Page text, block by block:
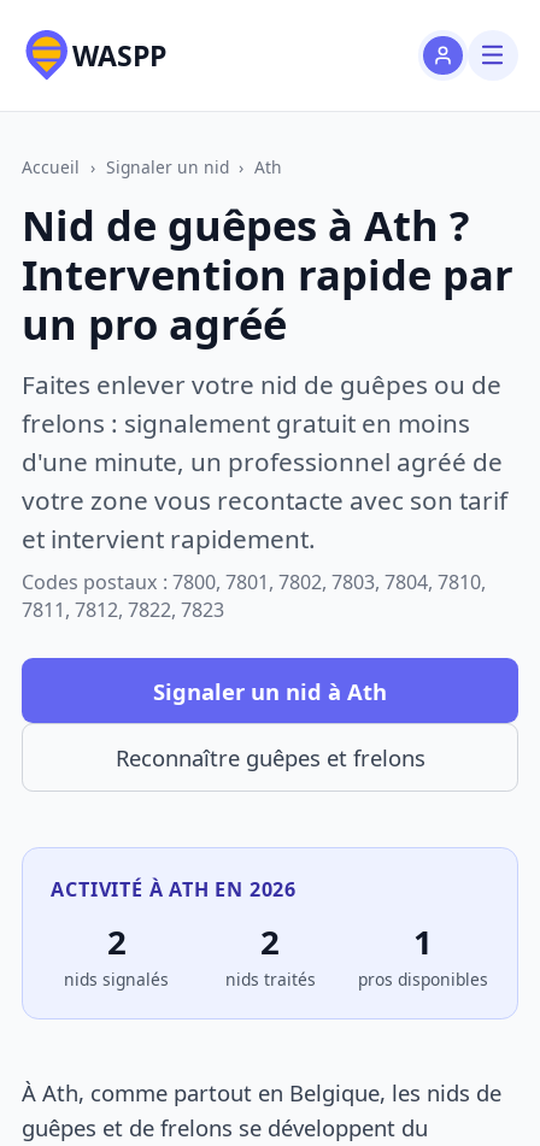
WASPP
Accueil › Signaler un nid › Ath
Nid de guêpes à Ath ?
Intervention rapide par
un pro agréé
Faites enlever votre nid de guêpes ou de
frelons : signalement gratuit en moins
d'une minute, un professionnel agréé de
votre zone vous recontacte avec son tarif
et intervient rapidement.
Codes postaux : 7800, 7801, 7802, 7803, 7804, 7810,
7811, 7812, 7822, 7823
Signaler un nid à Ath
Reconnaître guêpes et frelons
ACTIVITÉ À ATH EN 2026
2
nids signalés
2
nids traités
1
pros disponibles
À Ath, comme partout en Belgique, les nids de
guêpes et de frelons se développent du